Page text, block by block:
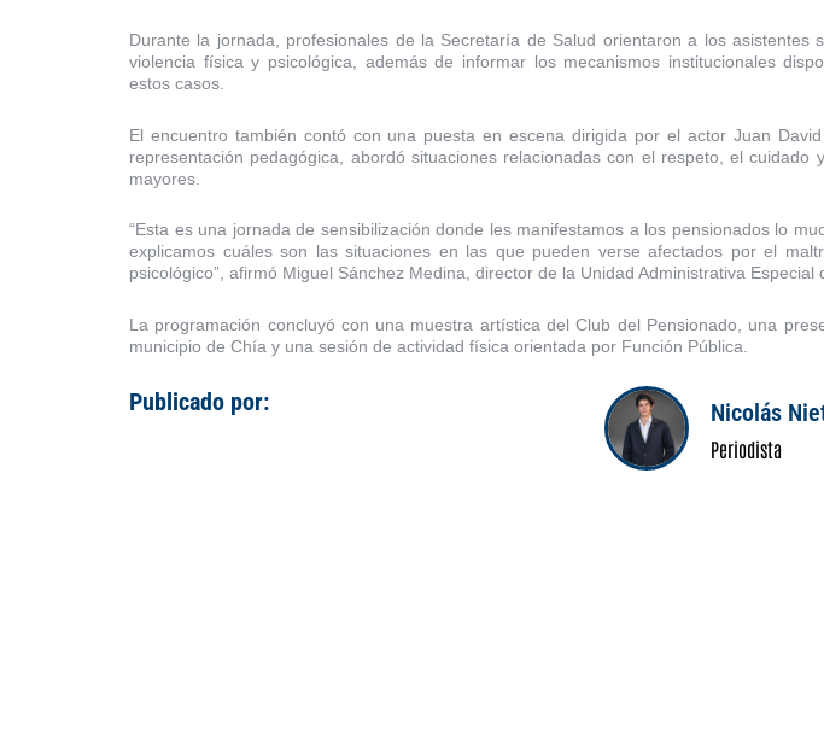
Durante la jornada, profesionales de la Secretaría de Salud orientaron a los asistentes
violencia física y psicológica, además de informar los mecanismos institucionales
estos casos.
El encuentro también contó con una puesta en escena dirigida por el actor Juan
representación pedagógica, abordó situaciones relacionadas con el respeto, el cuidado
mayores.
“Esta es una jornada de sensibilización donde les manifestamos a los pensionados lo
explicamos cuáles son las situaciones en las que pueden verse afectados por el
psicológico”, afirmó Miguel Sánchez Medina, director de la Unidad Administrativa
La programación concluyó con una muestra artística del Club del Pensionado, una
municipio de Chía y una sesión de actividad física orientada por Función Pública.
Publicado por: Nicolás
Periodista